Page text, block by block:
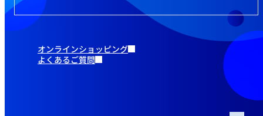
オンラインショッピング
よくあるご質問